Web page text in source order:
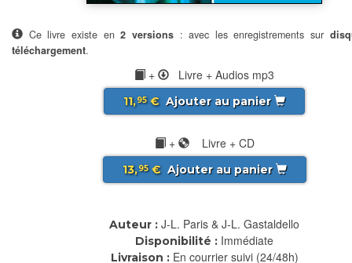
Ce livre existe en2 versions: avec les enregistrements sur
téléchargement.
+ Livre + Audios mp3
11,95€ Ajouter au panier
+ Livre + CD
13,95€ Ajouter au panier
Auteur : J-L. Paris & J-L. Gastaldello
Disponibilité : Immédiate
Livraison : En courrier suivi (24/48h)